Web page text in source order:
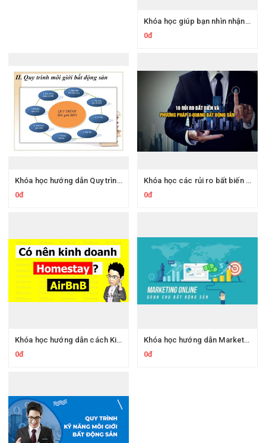
Khóa học giúp bạn nhìn nhận Tổng quan về môi giới bất động sản
0đ
Khóa học hướng dẫn Quy trình và kỹ năng môi giới bất động sản
0đ
Khóa học các rủi ro bất biến trong kinh doanh bất động sản và phương pháp X-quang bất động sản
0đ
Khóa học hướng dẫn cách Kinh doanh AirBnB - Homestay hiệu quả
0đ
Khóa học hướng dẫn Marketing Online dành cho bất động sản hiệu quả nhất
0đ